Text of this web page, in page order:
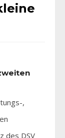
,
des DSV